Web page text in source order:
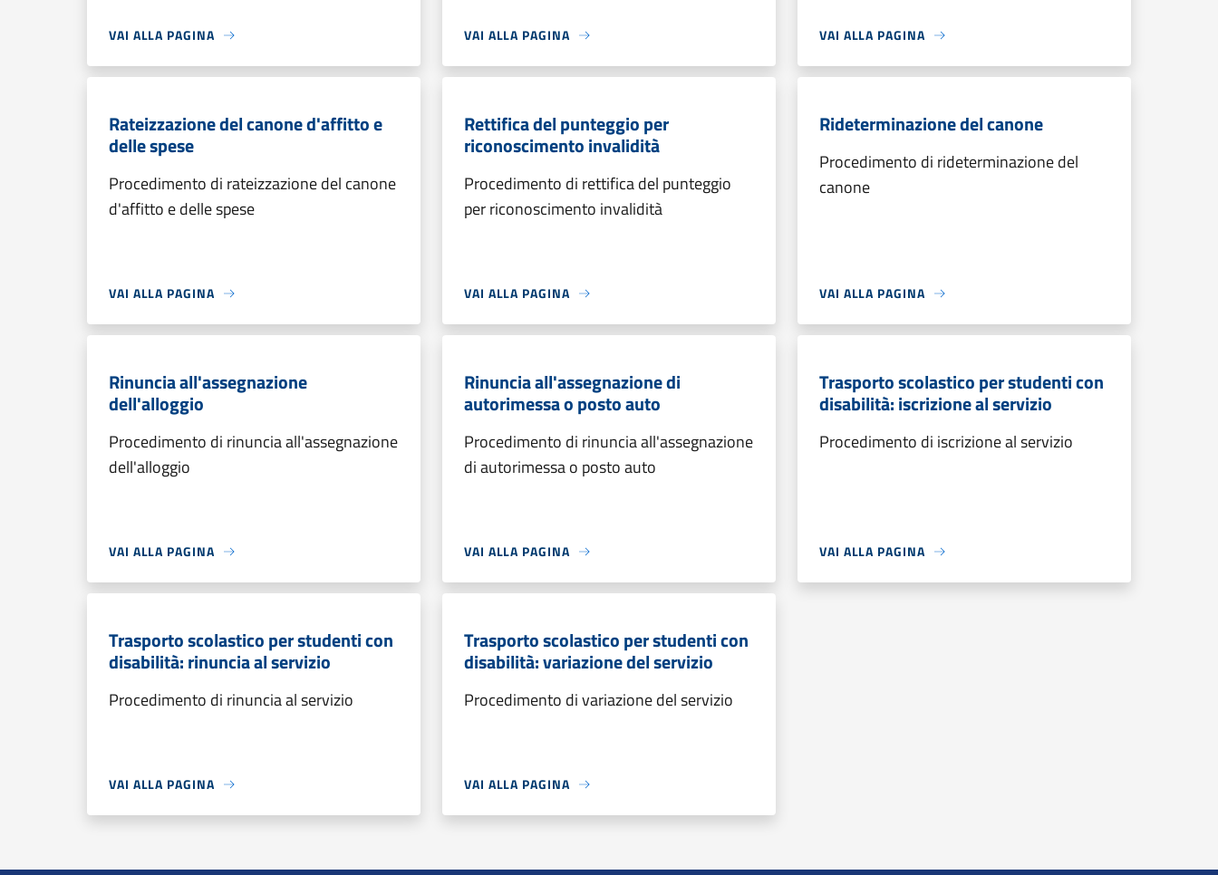
VAI ALLA PAGINA VAI ALLA PAGINA VAI ALLA PAGINA
Rateizzazione del canone d'affitto e
delle spese
Procedimento di rateizzazione del canone
d'affitto e delle spese
VAI ALLA PAGINA
Rettifica del punteggio per
riconoscimento invalidità
Procedimento di rettifica del punteggio
per riconoscimento invalidità
VAI ALLA PAGINA
Rideterminazione del canone
Procedimento di rideterminazione del
canone
VAI ALLA PAGINA
Rinuncia all'assegnazione
dell'alloggio
Procedimento di rinuncia all'assegnazione
dell'alloggio
VAI ALLA PAGINA
Rinuncia all'assegnazione di
autorimessa o posto auto
Procedimento di rinuncia all'assegnazione
di autorimessa o posto auto
VAI ALLA PAGINA
Trasporto scolastico per studenti con
disabilità: iscrizione al servizio
Procedimento di iscrizione al servizio
VAI ALLA PAGINA
Trasporto scolastico per studenti con
disabilità: rinuncia al servizio
Procedimento di rinuncia al servizio
VAI ALLA PAGINA
Trasporto scolastico per studenti con
disabilità: variazione del servizio
Procedimento di variazione del servizio
VAI ALLA PAGINA